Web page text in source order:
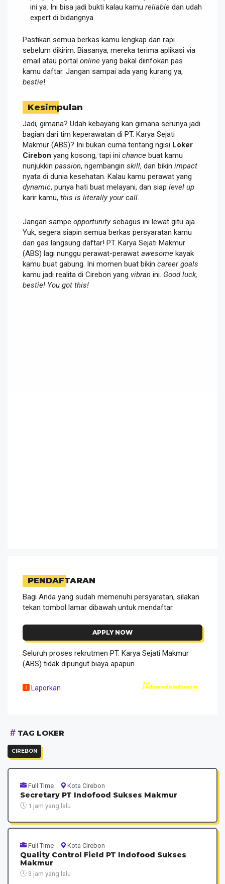
ini ya. Ini bisa jadi bukti kalau kamu reliable dan udah
expert di bidangnya.
Pastikan semua berkas kamu lengkap dan rapi
sebelum dikirim. Biasanya, mereka terima aplikasi via
email atau portal online yang bakal diinfokan pas
kamu daftar. Jangan sampai ada yang kurang ya,
bestie!
Kesimpulan
Jadi, gimana? Udah kebayang kan gimana serunya jadi
bagian dari tim keperawatan di PT. Karya Sejati
Makmur (ABS)? Ini bukan cuma tentang ngisi Loker
Cirebon yang kosong, tapi ini chance buat kamu
nunjukkin passion, ngembangin skill, dan bikin impact
nyata di dunia kesehatan. Kalau kamu perawat yang
dynamic, punya hati buat melayani, dan siap level up
karir kamu, this is literally your call
Jangan sampe opportunitysebagus ini lewat gitu aja.
Yuk, segera siapin semua berkas persyaratan kamu
dan gas langsung daftar! PT. Karya Sejati Makmur
(ABS) lagi nunggu perawat-perawat awesome kayak
kamu buat gabung. Ini momen buat bikin career goals
kamu jadi realita di Cirebon yang vibran ini. Good luck,
bestie! You got this!
PENDAFTARAN
Bagi Anda yang sudah memenuhi persyaratan, silakan
tekan tombol lamar dibawah untuk mendaftar.
APPLY NOW
Seluruh proses rekrutmen PT. Karya Sejati Makmur
(ABS) tidak dipungut biaya apapun.
Laporkan
TAG LOKER
CIREBON
Full Time Kota Cirebon
Secretary PT Indofood Sukses Makmur
1 jam yang lalu
Full Time Kota Cirebon
Quality Control Field PT Indofood Sukses
Makmur
3 jam yang lalu